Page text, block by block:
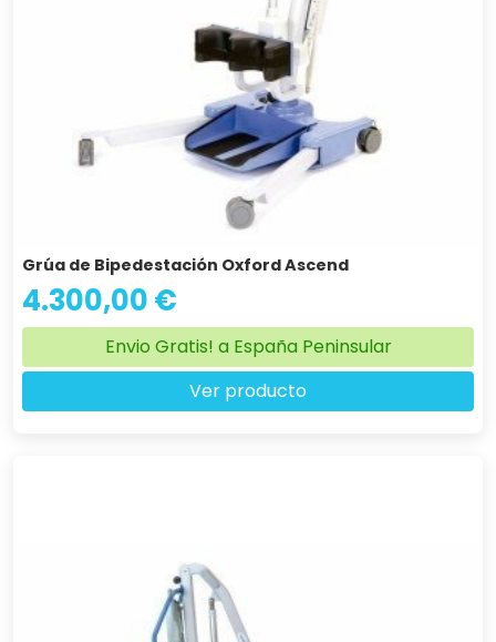
Grúa de Bipedestación Oxford Ascend
4.300,00 €
Envio Gratis! a España Peninsular
Ver producto